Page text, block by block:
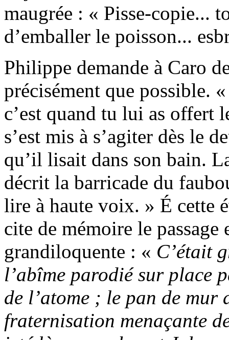
maugrée : « Pisse-copie...
d’emballer le poisson...
Philippe demande à Caro
précisément que possible.
c’est quand tu lui as offert
s’est mis à s’agiter dès le
qu’il lisait dans son bain.
décrit la barricade du
lire à haute voix. » É cette
cite de mémoire le
grandiloquente : « C’était
l’abîme parodié sur place
de l’atome ; le pan de mur
fraternisation menaçante